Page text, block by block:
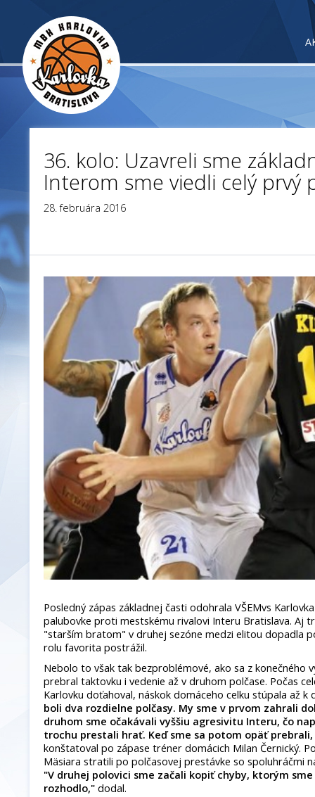
36. kolo: Uzavreli sme
Interom sme viedli celý prvý
28. februára 2016
Posledný zápas základnej časti odohrala VŠEMvs
palubovke proti mestskému rivalovi Interu Bratislava. Aj
"starším bratom" v druhej sezóne medzi elitou dopadla
rolu favorita postrážil.
Nebolo to však tak bezproblémové, ako sa z konečného
prebral taktovku i vedenie až v druhom polčase. Počas
Karlovku doťahoval, náskok domáceho celku stúpala až
boli dva rozdielne polčasy. My sme v prvom zahrali
druhom sme očakávali vyššiu agresivitu Interu, čo
trochu prestali hrať. Keď sme sa potom opäť prebrali,
konštatoval po zápase tréner domácich Milan Černický.
Mäsiara stratili po polčasovej prestávke so spoluhráčmi
"V druhej polovici sme začali kopiť chyby, ktorým
rozhodlo," dodal.